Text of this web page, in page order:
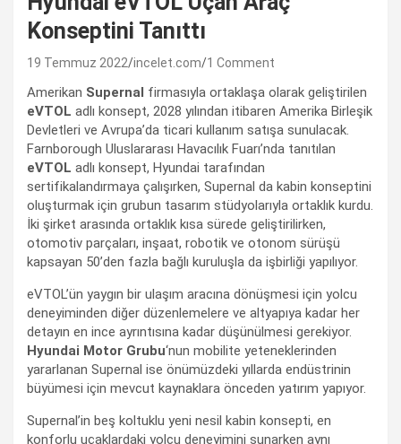
Konseptini Tanıttı
19 Temmuz 2022 incelet.com 1 Comment
Amerikan Supernal firmasıyla ortaklaşa olarak geliştirilen
eVTOL adlı konsept, 2028 yılından itibaren Amerika Birleşik
Devletleri ve Avrupa’da ticari kullanım satışa sunulacak.
Farnborough Uluslararası Havacılık Fuarı’nda tanıtılan
eVTOL adlı konsept, Hyundai tarafından
sertifikalandırmaya çalışırken, Supernal da kabin konseptini
oluşturmak için grubun tasarım stüdyolarıyla ortaklık kurdu.
İki şirket arasında ortaklık kısa sürede geliştirilirken,
otomotiv parçaları, inşaat, robotik ve otonom sürüşü
kapsayan 50’den fazla bağlı kuruluşla da işbirliği yapılıyor.
eVTOL’ün yaygın bir ulaşım aracına dönüşmesi için yolcu
deneyiminden diğer düzenlemelere ve altyapıya kadar her
detayın en ince ayrıntısına kadar düşünülmesi gerekiyor.
Hyundai Motor Grubu‘nun mobilite yeteneklerinden
yararlanan Supernal ise önümüzdeki yıllarda endüstrinin
büyümesi için mevcut kaynaklara önceden yatırım yapıyor.
Supernal’in beş koltuklu yeni nesil kabin konsepti, en
konforlu uçaklardaki yolcu deneyimini sunarken aynı